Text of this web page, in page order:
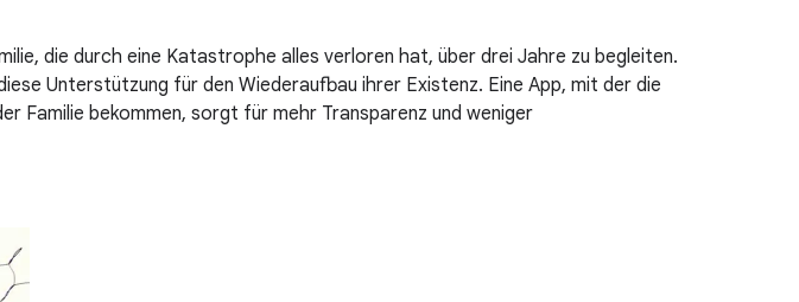
die durch eine Katastrophe alles verloren hat, über drei Jahre zu begleiten.
Unterstützung für den Wiederaufbau ihrer Existenz. Eine App, mit der die
Familie bekommen, sorgt für mehr Transparenz und weniger